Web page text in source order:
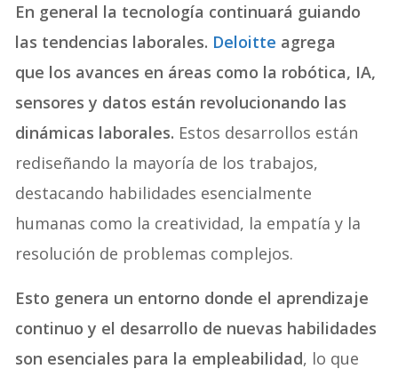
En general la tecnología continuará guiando
las tendencias laborales. Deloitte agrega
que los avances en áreas como la robótica, IA,
sensores y datos están revolucionando las
dinámicas laborales. Estos desarrollos están
rediseñando la mayoría de los trabajos,
destacando habilidades esencialmente
humanas como la creatividad, la empatía y la
resolución de problemas complejos.
Esto genera un entorno donde el aprendizaje
continuo y el desarrollo de nuevas habilidades
son esenciales para la empleabilidad, lo que